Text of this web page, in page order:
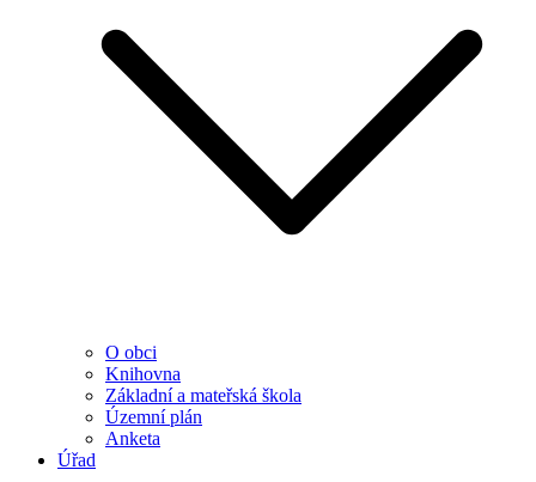
O obci
Knihovna
Základní a mateřská škola
Územní plán
Anketa
Úřad